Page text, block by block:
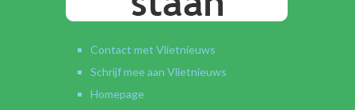
Contact met Vlietnieuws
Schrijf mee aan Vlietnieuws
Homepage